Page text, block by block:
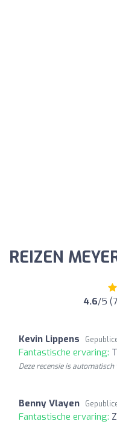
REIZEN
4.6/5
Kevin Lippens
Fantastische ervaring:
Deze recensie is
Benny Vlayen
Fantastische ervaring: